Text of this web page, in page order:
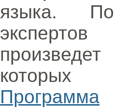
языка.
которых
Программа